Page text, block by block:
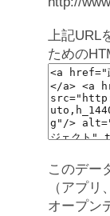
上記URL
ための
このデー
（アプリ
オープン